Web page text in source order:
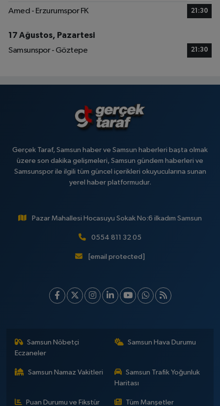
Amed - Erzurumspor FK 21:30
17 Ağustos, Pazartesi
Samsunspor - Göztepe
21:30
Gerçek Taraf, Samsun haber ve Samsun haberleri başta olmak
üzere son dakika gelişmeleri, Samsun gündem haberleri ve
Samsunspor ile ilgili tüm güncel içerikleri okuyucularına sunan
yerel haber platformudur.
Pazar Mahallesi Hocasuyu Sokak No:6 ilkadım Samsun
0554 811 32 05
[email protected]
Samsun Nöbetçi
Eczaneler
Samsun Hava Durumu
Samsun Namaz Vakitleri
Samsun Trafik Yoğunluk
Haritası
Puan Durumu ve Fikstür Tüm Manşetler